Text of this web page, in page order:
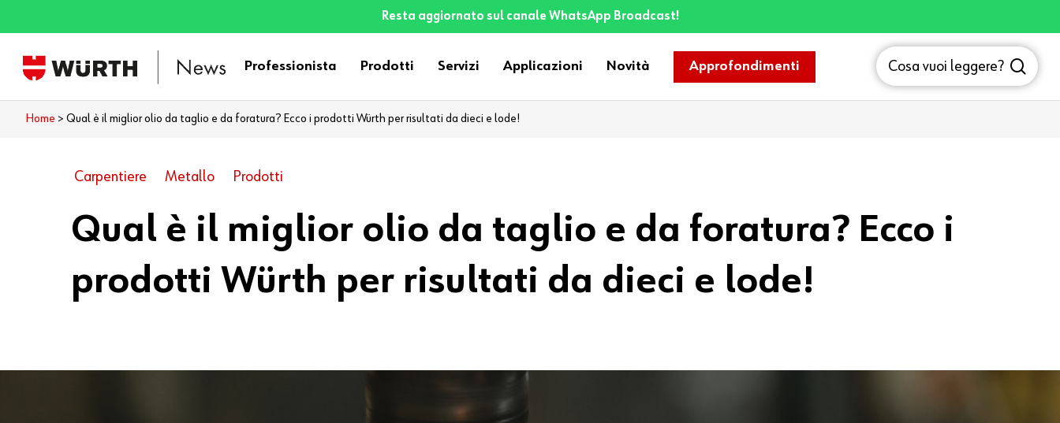
to
main
Resta aggiornato sul canale WhatsApp Broadcast!
Professionista Prodotti Servizi Applicazioni Novità Approfondimenti Cosa vuoi leggere?
Home > Qual è il miglior olio da taglio e da foratura? Ecco i prodotti Würth per risultati da dieci e lode!
Carpentiere Metallo Prodotti
Qual è il miglior olio da taglio e da foratura? Ecco i
prodotti Würth per risultati da dieci e lode!